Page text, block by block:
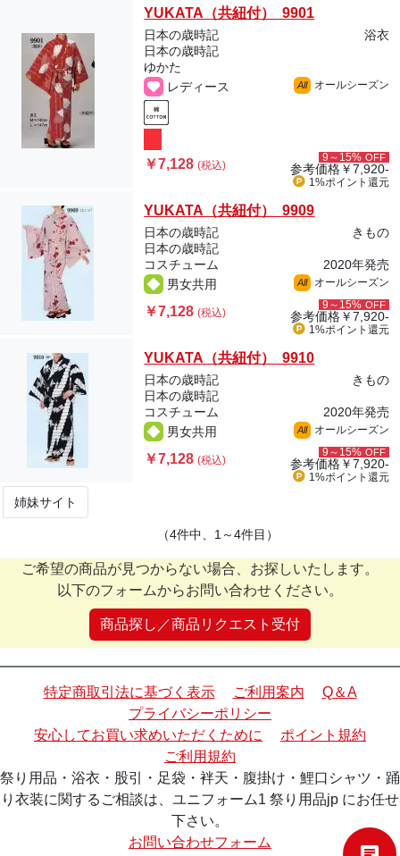
YUKATA（共紐付） 9901
日本の歳時記
浴衣
日本の歳時記
ゆかた
レディース
All オールシーズン
￥7,128(税込)
9～15% OFF
参考価格￥7,920-
1%ポイント 還元
YUKATA（共紐付） 9909
日本の歳時記
きもの
日本の歳時記
コスチューム
2020年発売
男女共用
All オールシーズン
￥7,128(税込)
9～15% OFF
参考価格￥7,920-
1%ポイント 還元
YUKATA（共紐付） 9910
日本の歳時記
きもの
日本の歳時記
コスチューム
2020年発売
男女共用
All オールシーズン
￥7,128(税込)
9～15% OFF
参考価格￥7,920-
1%ポイント 還元
姉妹サイト
（4件中、1～4件目）
ご希望の商品が見つからない場合、お探しいたします。
以下のフォームからお問い合わせください。
商品探し／商品リクエスト受付
特定商取引法に基づく表示 ご利用案内
Q＆A
プライバシーポリシー
安心してお買い求めいただくために
ポイント規約
ご利用規約
祭り用品・浴衣・股引・足袋・袢天・腹掛け・鯉口シャツ・踊
り衣装に関するご相談は、ユニフォーム1 祭り用品jp にお任せ
下さい。
お問い合わせフォーム